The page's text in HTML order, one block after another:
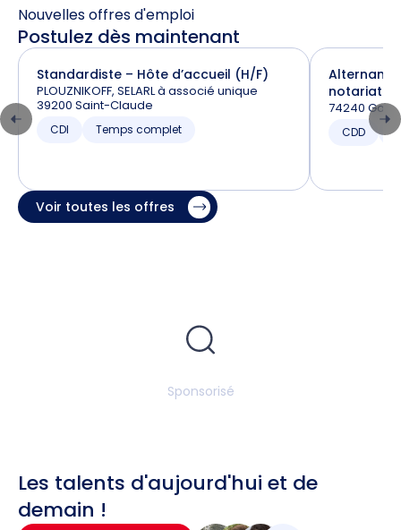
Nouvelles offres d'emploi
Postulez dès maintenant
Standardiste – Hôte d’accueil (H/F)
PLOUZNIKOFF, SELARL à associé unique
39200 Saint-Claude
CDI Temps complet
notariat
74240
CDD
Voir toutes les offres
Sponsorisé
Les talents d'aujourd'hui et de
demain !